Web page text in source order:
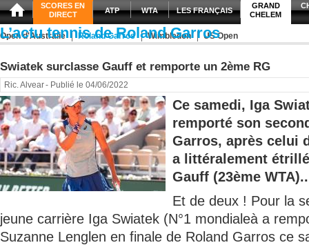
SCORES EN
DIRECT
ATP WTA LES FRANÇAIS
GRAND
CHELEM
Open d'Australie Roland Garros Wimbledon US Open
L’actu tennis de Roland Garros
Swiatek surclasse Gauff et remporte un 2ème RG
Ric. Alvear- Publié le 04/06/2022
Ce samedi, Iga
remporté son
Garros, après celui
a littéralement
Gauff (23ème
Et de deux ! Pour la
jeune carrière Iga Swiatek (N°1 mondialeà a
Suzanne Lenglen en finale de Roland Garros ce